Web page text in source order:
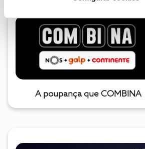
A poupança que COMBINA